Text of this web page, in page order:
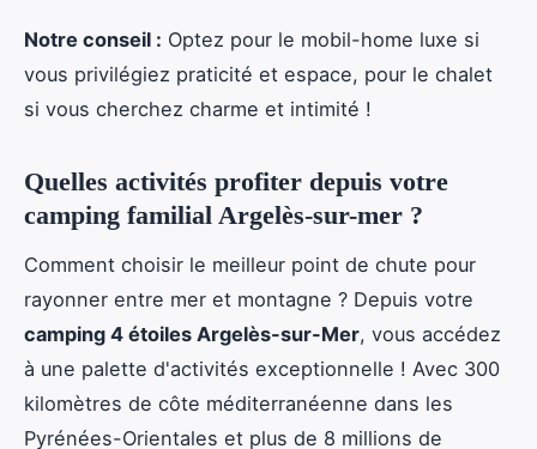
Notre conseil : Optez pour le mobil-home luxe si
vous privilégiez praticité et espace, pour le chalet
si vous cherchez charme et intimité !
Quelles activités profiter depuis votre
camping familial Argelès-sur-mer ?
Comment choisir le meilleur point de chute pour
rayonner entre mer et montagne ? Depuis votre
camping 4 étoiles Argelès-sur-Mer, vous accédez
à une palette d'activités exceptionnelle ! Avec 300
kilomètres de côte méditerranéenne dans les
Pyrénées-Orientales et plus de 8 millions de